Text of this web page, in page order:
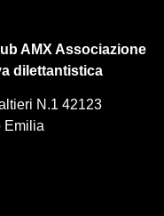
AMX Associazione
dilettantistica
N.1 42123
Emilia